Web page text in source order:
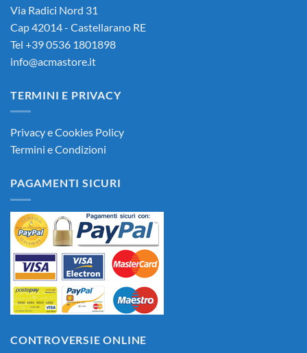
Via Radici Nord 31
Cap 42014 - Castellarano RE
Tel +39 0536 1801898
info@acmastore.it
TERMINI E PRIVACY
Privacy e Cookies Policy
Termini e Condizioni
PAGAMENTI SICURI
CONTROVERSIE ONLINE